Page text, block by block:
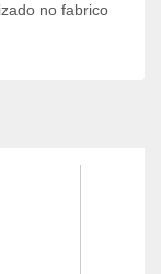
no fabrico